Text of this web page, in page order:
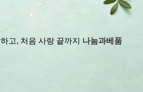
고, 처음 사랑 끝까지 나눔과베품